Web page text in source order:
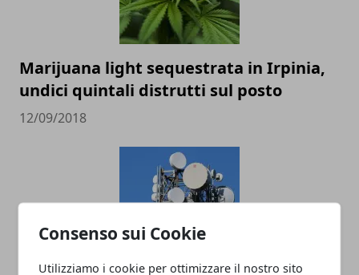
Consenso sui Cookie
Utilizziamo i cookie per ottimizzare il nostro sito
Marijuana light sequestrata in Irpinia,
undici quintali distrutti sul posto
12/09/2018